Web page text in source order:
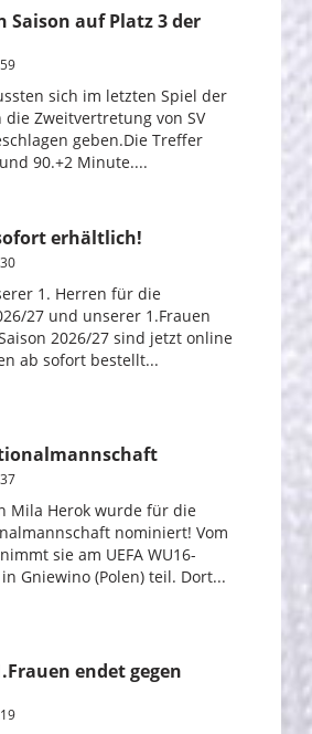
Saison auf Platz 3 der
sich im letzten Spiel der
die Zweitvertretung von SV
geben.Die Treffer
90.+2 Minute....
erhältlich!
1. Herren für die
27 und unserer 1.Frauen
2026/27 sind jetzt online
ab sofort bestellt...
Mila Herok wurde für die
nominiert! Vom
sie am UEFA WU16-
Gniewino (Polen) teil. Dort...
endet gegen